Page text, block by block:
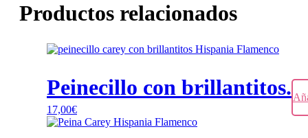
Productos relacionados
Peinecillo con brillantitos.
17,00€